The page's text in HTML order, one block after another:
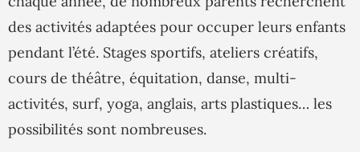
des activités adaptées pour occuper leurs enfants
pendant l’été. Stages sportifs, ateliers créatifs,
cours de théâtre, équitation, danse, multi-
activités, surf, yoga, anglais, arts plastiques… les
possibilités sont nombreuses.